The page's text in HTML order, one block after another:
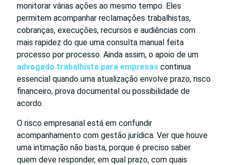
monitorar várias ações ao mesmo tempo. Eles
permitem acompanhar reclamações trabalhistas,
cobranças, execuções, recursos e audiências com
mais rapidez do que uma consulta manual feita
processo por processo. Ainda assim, o apoio de um
advogado trabalhista para empresas continua
essencial quando uma atualização envolve prazo, risco
financeiro, prova documental ou possibilidade de
acordo.
O risco empresarial está em confundir
acompanhamento com gestão jurídica. Ver que houve
uma intimação não basta, porque é preciso saber
quem deve responder, em qual prazo, com quais